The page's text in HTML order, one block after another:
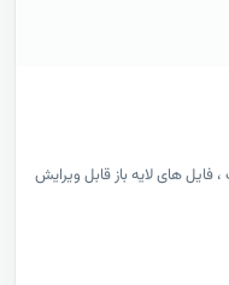
فایل های لایه باز قابل ویرایش